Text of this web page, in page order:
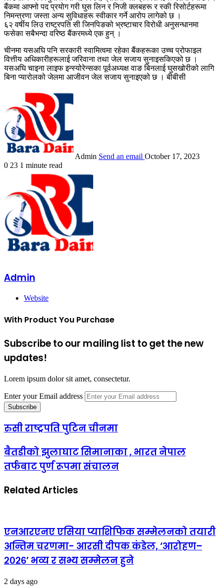
बैंकमा आफ्नो पद प्रयोग गरी घुस लिन र निजी क्लबहरू र स्की रिसोर्टहरूमा
निमन्त्रणा जस्ता अन्य सुविधाहरू स्वीकार गर्ने आरोप लागेको छ ।
६२ वर्षीय लिउ राष्ट्रपति सी जिनपिङको भ्रष्टाचार विरोधी अनुसन्धानमा
फसेका सबैभन्दा वरिष्ठ बैंकरमध्ये एक हुन् ।
चीनमा यसअघि पनि सरकारी स्वामित्वमा रहेका बैंकहरूका उच्च प्रोफाइल
वित्तीय अधिकारीहरूलाई जरिवाना तथा जेल सजाय सुनाइसकिएको छ ।
यसअघि चाइना लाइफ इन्स्योरेन्सका पूर्वअध्यक्ष वाङ बिनलाई घुसखोरीको लागि
बिना प्यारोलको जेलमा आजीवन जेल सजाय सुनाइएको छ । बीबीसी
Admin Send an email October 17, 2023
0 23 1 minute read
Admin
Website
With Product You Purchase
Subscribe to our mailing list to get the new
updates!
Lorem ipsum dolor sit amet, consectetur.
Enter your Email address
रुसी राष्ट्रपति पुटिन चीनमा
बैतडीको झुलाघाट सिमानाका , भारत नेपाल
तर्फबाट पुर्ण रूपमा संचालन
Related Articles
एनआरएनए एसिया प्याशिफिक सम्मेलनको तयारी
अन्तिम चरणमा- आरसी दीपक कंडेल, ‘आरोहण–
२०२६’ भव्य र सभ्य सम्मेलन हुने
2 days ago